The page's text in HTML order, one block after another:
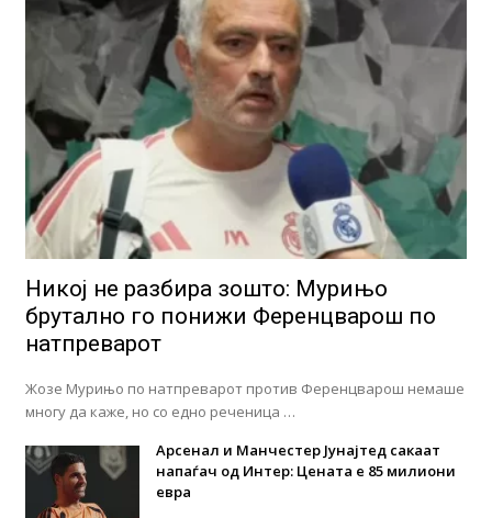
Никој не разбира зошто: Мурињо
брутално го понижи Ференцварош по
натпреварот
Жозе Мурињо по натпреварот против Ференцварош немаше
многу да каже, но со едно реченица …
Арсенал и Манчестер Јунајтед сакаат
напаѓач од Интер: Цената е 85 милиони
евра